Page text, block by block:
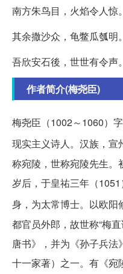
南方朱鸟目，火焰令人惊。
其余撒沙众，龟鳖瓜瓠明。
吾欣安石後，世世有令声。
作者简介(梅尧臣)
梅尧臣（1002～1060）
现实主义诗人。汉族，宣
称宛陵，世称宛陵先生。
岁后，于皇祐三年（
身，为太常博士。以欧阳
都官员外郎，故世称“梅
唐书》，并为《孙子兵
十一家著）之一。有《宛